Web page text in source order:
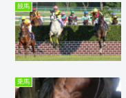
競馬
乗馬